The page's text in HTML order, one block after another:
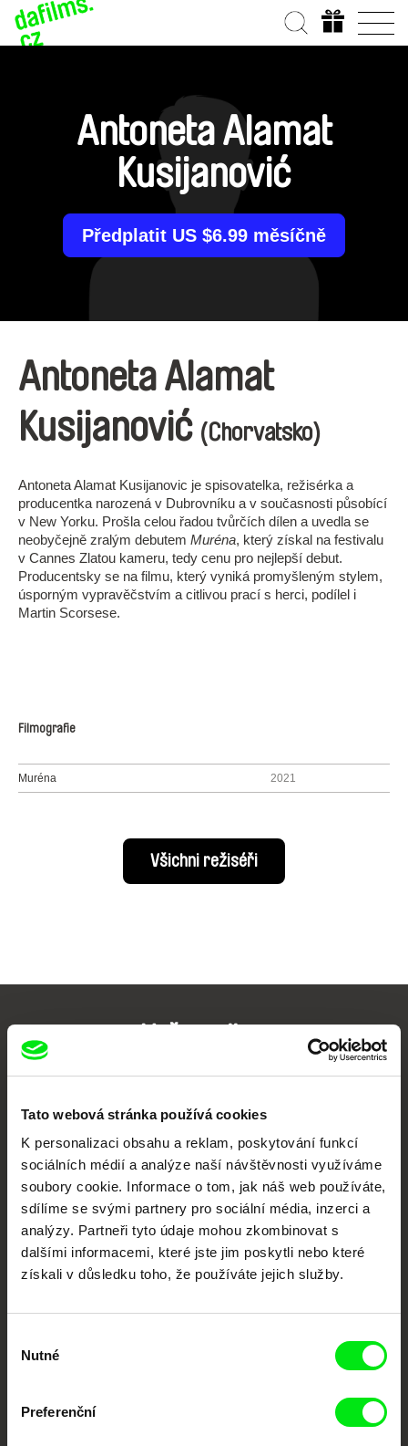
Tato webová stránka používá cookies
K personalizaci obsahu a reklam, poskytování funkcí
sociálních médií a analýze naší návštěvnosti využíváme
soubory cookie. Informace o tom, jak náš web používáte,
sdílíme se svými partnery pro sociální média, inzerci a
analýzy. Partneři tyto údaje mohou zkombinovat s
dalšími informacemi, které jste jim poskytli nebo které
získali v důsledku toho, že používáte jejich služby.
souhlasu
Nutné
Preferenční
Antoneta Alamat
Kusijanović
Předplatit US $6.99 měsíčně
Antoneta Alamat
Kusijanović (Chorvatsko)
Antoneta Alamat Kusijanovic je spisovatelka, režisérka a
producentka narozená v Dubrovníku a v současnosti působící
v New Yorku. Prošla celou řadou tvůrčích dílen a uvedla se
neobyčejně zralým debutem Muréna, který získal na festivalu
v Cannes Zlatou kameru, tedy cenu pro nejlepší debut.
Producentsky se na filmu, který vyniká promyšleným stylem,
úsporným vypravěčstvím a citlivou prací s herci, podílel i
Martin Scorsese.
Filmografie
Muréna 2021
Všichni režiséři
dokumentární kino
Nové festivalové filmy
každý týden
Portál DAFilms.cz je výsledkem tvůrčí spolupráce 7 klíčových evropských
festivalů dokumentárního filmu sdružených do Doc Alliance. Naším cílem je
posouvat hranice dokumentárního filmu, propagovat jeho rozmanitost a
podporovat kvalitní autorské filmy.
Členové Doc Alliance